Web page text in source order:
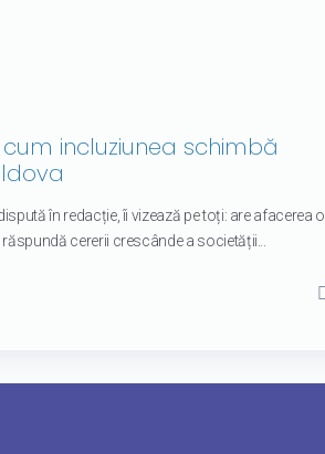
incluziunea schimbă
în redacție, îi vizează pe toți: are afacerea o
cererii crescânde a societății...